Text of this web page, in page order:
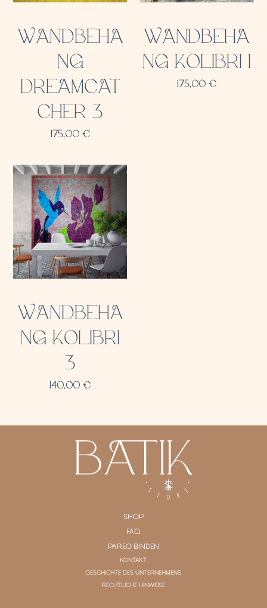
WANDBEHA
NG
DREAMCAT
CHER 3
175,00 €
WANDBEHA
NG KOLIBRI 1
175,00€
WANDBEHA
NG KOLIBRI
3
140,00€
SHOP
FAQ
PAREO BINDEN
KONTAKT
GESCHICHTE DES UNTERNEHMENS
RECHTLICHE HINWEISE